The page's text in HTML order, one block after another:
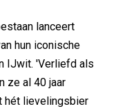
lanceert
hun iconische
IJwit. 'Verliefd als
ze al 40 jaar
hét lievelingsbier